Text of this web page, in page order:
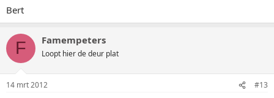
Bert
F Famempeters
Loopt hier de deur plat
14 mrt 2012 #13